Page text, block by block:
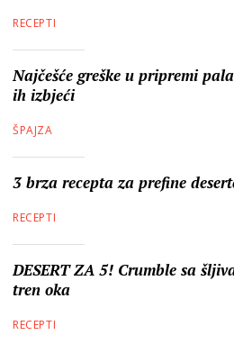
RECEPTI
Najčešće greške u pripremi
ih izbjeći
ŠPAJZA
3 brza recepta za prefine
RECEPTI
DESERT ZA 5! Crumble sa
tren oka
RECEPTI